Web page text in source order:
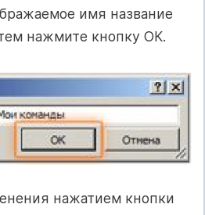
имя название
нажмите кнопку ОК.
нажатием кнопки